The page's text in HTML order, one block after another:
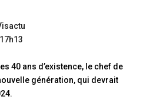
40 ans d’existence, le chef de
génération, qui devrait